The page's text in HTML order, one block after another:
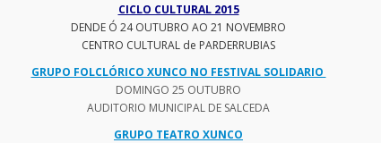
CICLO CULTURAL 2015
DENDE Ó 24 OUTUBRO AO 21 NOVEMBRO
CENTRO CULTURAL de PARDERRUBIAS
GRUPO FOLCLÓRICO XUNCO NO FESTIVAL SOLIDARIO
DOMINGO 25 OUTUBRO
AUDITORIO MUNICIPAL DE SALCEDA
GRUPO TEATRO XUNCO